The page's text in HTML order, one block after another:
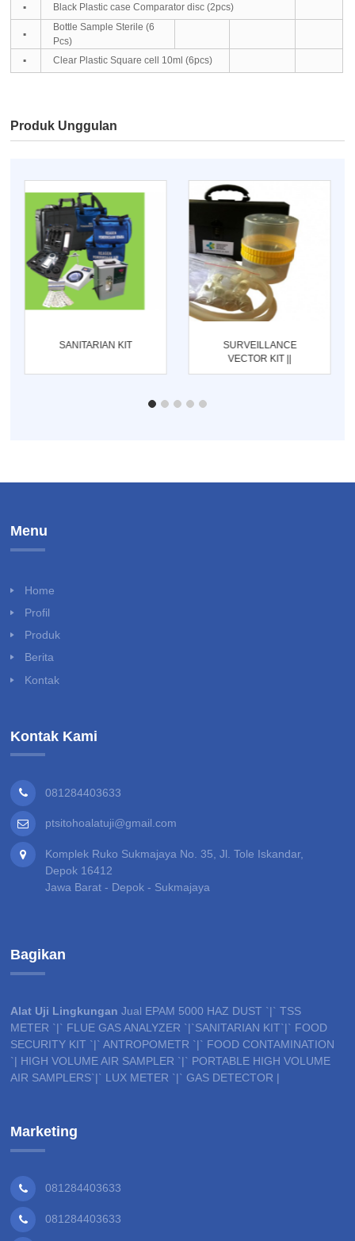
▪
Black Plastic case Comparator disc (2pcs)
▪
Bottle Sample Sterile (6
Pcs)
▪
Clear Plastic Square cell 10ml (6pcs)
Produk Unggulan
SANITARIAN KIT
SURVEILLANCE
VECTOR KIT ||
ENTOMOLOGI KIT
Menu
Home
Profil
Produk
Berita
Kontak
Kontak Kami
081284403633
ptsitohoalatuji@gmail.com
Komplek Ruko Sukmajaya No. 35, Jl. Tole Iskandar,
Depok 16412
Jawa Barat - Depok - Sukmajaya
Bagikan
Alat Uji Lingkungan Jual EPAM 5000 HAZ DUST `|` TSS
METER `|` FLUE GAS ANALYZER `|`SANITARIAN KIT`|` FOOD
SECURITY KIT `|` ANTROPOMETR `|` FOOD CONTAMINATION
`| HIGH VOLUME AIR SAMPLER `|` PORTABLE HIGH VOLUME
AIR SAMPLERS`|` LUX METER `|` GAS DETECTOR |
Marketing
081284403633
081284403633